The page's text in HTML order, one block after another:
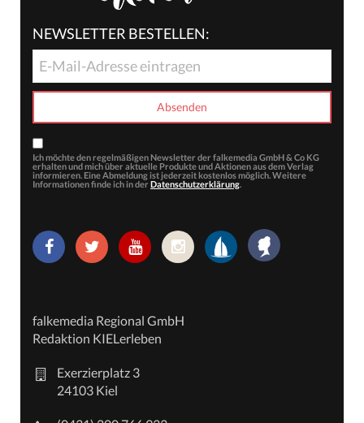
NEWSLETTER BESTELLEN:
Ich möchte den regelmäßigen Newsletter der falkemedia GmbH & Co KG
erhalten und mich über aktuelle Produkte und Aktionen aus dem Verlag
informieren. Eine Abmeldung ist jederzeit kostenlos möglich. Weitere
Informationen finde ich in der Datenschutzerklärung.
falkemedia Regional GmbH
Redaktion KIELerleben
Exerzierplatz 3
24103 Kiel